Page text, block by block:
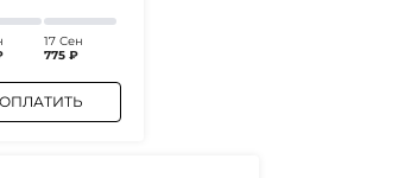
17 Сен
775 ₽
ОПЛАТИТЬ